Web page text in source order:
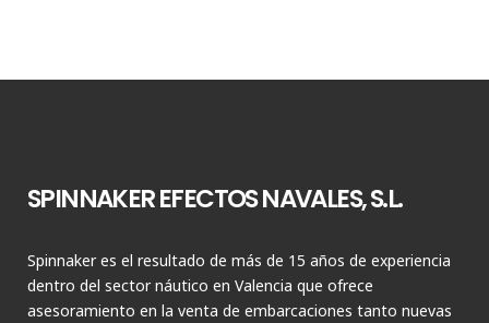
SPINNAKER EFECTOS NAVALES, S.L.
Spinnaker es el resultado de más de 15 años de experiencia
dentro del sector náutico en Valencia que ofrece
asesoramiento en la venta de embarcaciones tanto nuevas